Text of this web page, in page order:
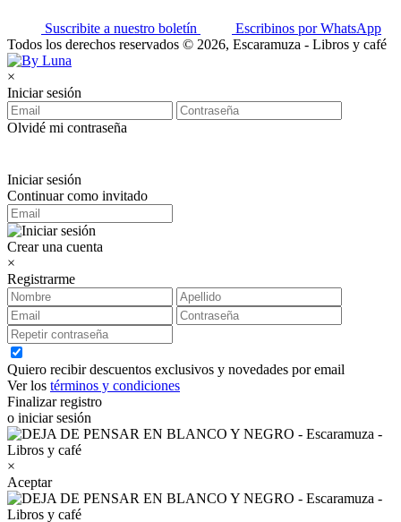
Suscribite a nuestro boletín
Escribinos por WhatsApp
Todos los derechos reservados © 2026, Escaramuza - Libros y café
×
Iniciar sesión
Olvidé mi contraseña
Iniciar sesión
Continuar como invitado
Crear una cuenta
×
Registrarme
Quiero recibir descuentos exclusivos y novedades por email
Ver los términos y condiciones
Finalizar registro
o iniciar sesión
×
Aceptar